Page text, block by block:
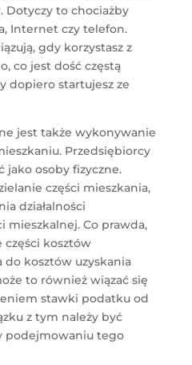
Dotyczy to chociażby
Internet czy telefon.
gdy korzystasz z
co jest dość częstą
dopiero startujesz ze
jest także wykonywanie
Przedsiębiorcy
jako osoby fizyczne.
części mieszkania,
działalności
mieszkalnej. Co prawda,
części kosztów
do kosztów uzyskania
to również wiązać się
stawki podatku od
z tym należy być
podejmowaniu tego